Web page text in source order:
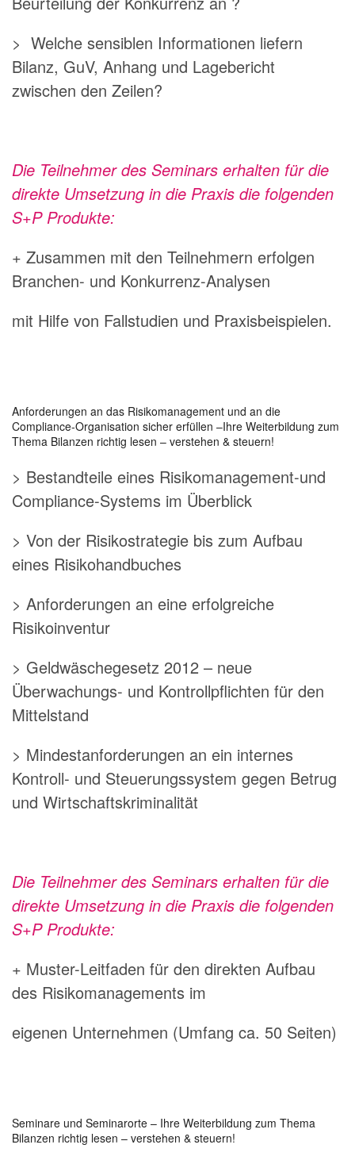
> Welche sensiblen Informationen liefern
Bilanz, GuV, Anhang und Lagebericht
zwischen den Zeilen?
Die Teilnehmer des Seminars erhalten für die
direkte Umsetzung in die Praxis die folgenden
S+P Produkte:
+ Zusammen mit den Teilnehmern erfolgen
Branchen- und Konkurrenz-Analysen
mit Hilfe von Fallstudien und Praxisbeispielen.
Anforderungen an das Risikomanagement und an die
Compliance-Organisation sicher erfüllen –Ihre Weiterbildung zum
Thema Bilanzen richtig lesen – verstehen & steuern!
> Bestandteile eines Risikomanagement-und
Compliance-Systems im Überblick
> Von der Risikostrategie bis zum Aufbau
eines Risikohandbuches
> Anforderungen an eine erfolgreiche
Risikoinventur
> Geldwäschegesetz 2012 – neue
Überwachungs- und Kontrollpflichten für den
Mittelstand
> Mindestanforderungen an ein internes
Kontroll- und Steuerungssystem gegen Betrug
und Wirtschaftskriminalität
Die Teilnehmer des Seminars erhalten für die
direkte Umsetzung in die Praxis die folgenden
S+P Produkte:
+ Muster-Leitfaden für den direkten Aufbau
des Risikomanagements im
eigenen Unternehmen (Umfang ca. 50 Seiten)
Seminare und Seminarorte – Ihre Weiterbildung zum Thema
Bilanzen richtig lesen – verstehen & steuern!